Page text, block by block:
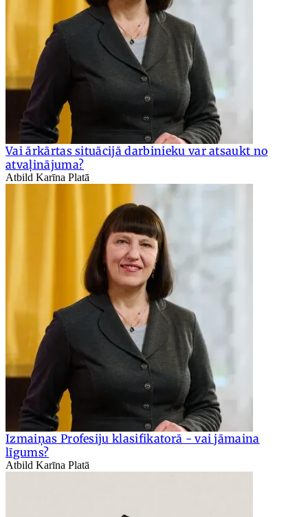
Vai ārkārtas situācijā darbinieku var atsaukt no
atvaļinājuma?
Atbild Karīna Platā
Izmaiņas Profesiju klasifikatorā - vai jāmaina
līgums?
Atbild Karīna Platā